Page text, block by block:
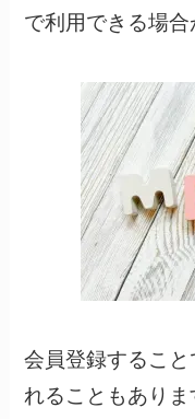
で利用できる場合
会員登録するこ
れることもありま